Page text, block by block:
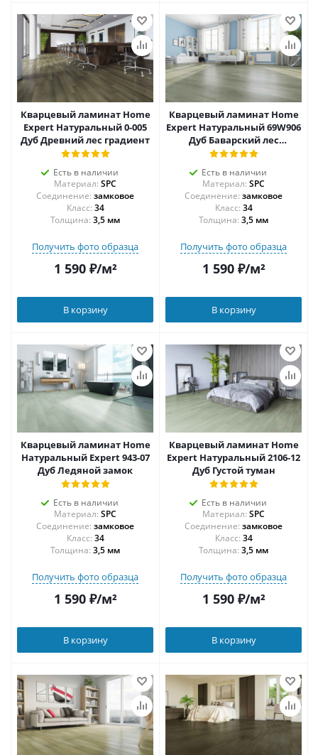
Кварцевый ламинат Home
Expert Натуральный 0-005
Дуб Древний лес градиент
Есть в наличии
Материал: SPC
Соединение: замковое
34
Толщина: 3,5 мм
Получить фото образца
1 590₽/м²
В корзину
Кварцевый ламинат Home
Expert Натуральный 69W906
Дуб Баварский лес
градиент
Есть в наличии
Материал: SPC
Соединение: замковое
34
Толщина: 3,5 мм
Получить фото образца
1 590₽/м²
В корзину
Кварцевый ламинат Home
Натуральный Expert 943-07
Дуб Ледяной замок
Есть в наличии
Материал: SPC
Соединение: замковое
34
Толщина: 3,5 мм
Получить фото образца
1 590₽/м²
В корзину
Кварцевый ламинат Home
Expert Натуральный 2106-12
Дуб Густой туман
Есть в наличии
Материал: SPC
Соединение: замковое
34
Толщина: 3,5 мм
Получить фото образца
1 590₽/м²
В корзину